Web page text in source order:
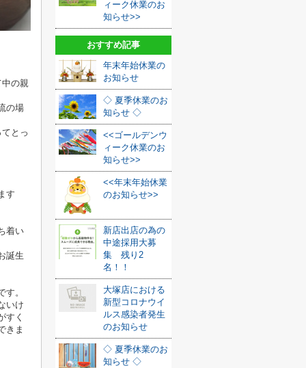
中の親
の場
とっ
す
着い
誕生
。
いけ
すく
きま
ィーク休業のお
知らせ>>
おすすめ記事
年末年始休業の
お知らせ
◇ 夏季休業のお
知らせ ◇
<<ゴールデンウ
ィーク休業のお
知らせ>>
<<年末年始休業
のお知らせ>>
新店出店の為の
中途採用大募
集 残り2
名！！
大塚店における
新型コロナウイ
ルス感染者発生
のお知らせ
◇ 夏季休業のお
知らせ ◇